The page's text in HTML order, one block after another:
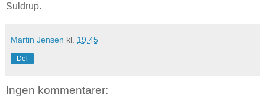
Suldrup.
Martin Jensen kl. 19.45
Del
Ingen kommentarer: